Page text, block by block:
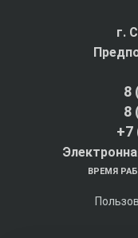
г.
8
8
+7
ВРЕМЯ